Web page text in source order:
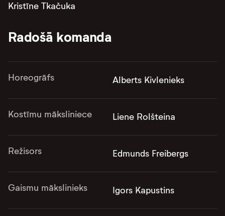
Kristīne Tkačuka
Radošā komanda
Horeogrāfs Alberts Kivlenieks
Kostīmu māksliniece Liene Rolšteina
Režisors Edmunds Freibergs
Gaismu mākslinieks Igors Kapustins